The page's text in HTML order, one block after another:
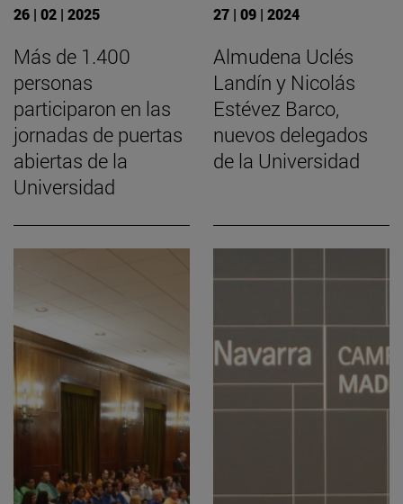
26 | 02 | 2025
Más de 1.400
personas
participaron en las
jornadas de puertas
abiertas de la
Universidad
27 | 09 | 2024
Almudena Uclés
Landín y Nicolás
Estévez Barco,
nuevos delegados
de la Universidad